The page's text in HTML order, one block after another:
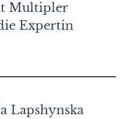
Multipler
Expertin
Lapshynska